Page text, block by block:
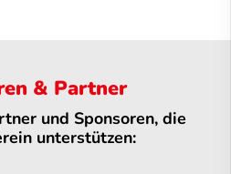
& Partner
und Sponsoren, die
unterstützen: